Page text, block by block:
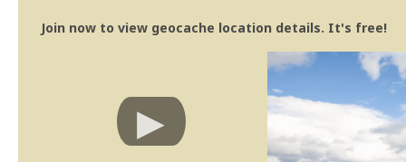
Join now to view geocache location details. It's free!